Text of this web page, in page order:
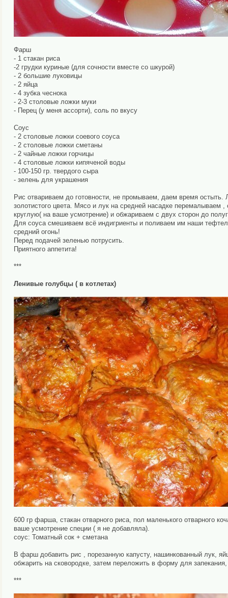
Фарш
- 1 стакан риса
-2 грудки куриные (для сочности вместе со шкурой)
- 2 большие луковицы
- 2 яйца
- 4 зубка чеснока
- 2-3 столовые ложки муки
- Перец (у меня ассорти), соль по вкусу
Соус
- 2 столовые ложки соевого соуса
- 2 столовые ложки сметаны
- 2 чайные ложки горчицы
- 4 столовые ложки кипяченой воды
- 100-150 гр. твердого сыра
- зелень для украшения
Рис отвариваем до готовности, не промываем, даем время
золотистого цвета. Мясо и лук на средней насадке
круглую( на ваше усмотрение) и обжариваем с двух сторон до
Для соуса смешиваем всё индигриенты и поливаем им наши
средний огонь!
Перед подачей зеленью потрусить.
Приятного аппетита!
***
Ленивые голубцы ( в котлетах)
600 гр фарша, стакан отварного риса, пол маленького отварного
ваше усмотрение специи ( я не добавляла).
соус: Томатный сок + сметана
В фарш добавить рис , порезанную капусту, нашинкованный лук,
обжарить на сковородке, затем переложить в форму для
***